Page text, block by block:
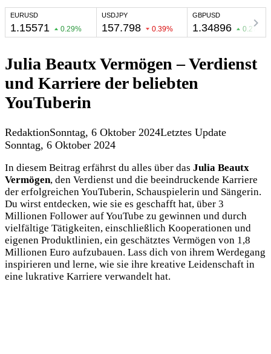
Julia Beautx Vermögen – Verdienst
und Karriere der beliebten
YouTuberin
RedaktionSonntag, 6 Oktober 2024Letztes Update
Sonntag, 6 Oktober 2024
In diesem Beitrag erfährst du alles über das Julia Beautx
Vermögen, den Verdienst und die beeindruckende Karriere
der erfolgreichen YouTuberin, Schauspielerin und Sängerin.
Du wirst entdecken, wie sie es geschafft hat, über 3
Millionen Follower auf YouTube zu gewinnen und durch
vielfältige Tätigkeiten, einschließlich Kooperationen und
eigenen Produktlinien, ein geschätztes Vermögen von 1,8
Millionen Euro aufzubauen. Lass dich von ihrem Werdegang
inspirieren und lerne, wie sie ihre kreative Leidenschaft in
eine lukrative Karriere verwandelt hat.